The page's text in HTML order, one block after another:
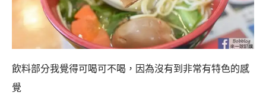
飲料部分我覺得可喝可不喝，因為沒有到非常有特色的感
覺